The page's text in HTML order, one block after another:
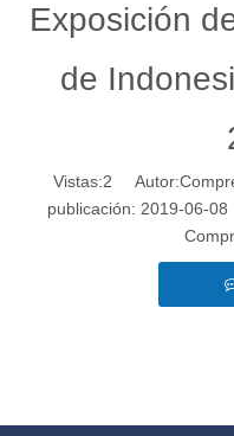
Exposición
de
Vistas:2
publicación: 2019-06-